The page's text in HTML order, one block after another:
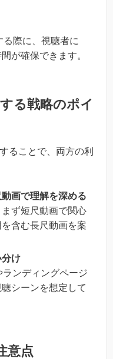
際に、視聴者に
が確保できます。
る戦略のポイ
ることで、両方の利
画で理解を深める
ず短尺動画で関心
含む長尺動画を案
け
ンディングページ
シーンを想定して
意点